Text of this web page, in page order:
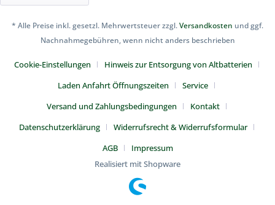
* Alle Preise inkl. gesetzl. Mehrwertsteuer zzgl.Versandkosten und ggf.
Nachnahmegebühren, wenn nicht anders beschrieben
Cookie-Einstellungen
Hinweis zur Entsorgung von Altbatterien
Laden Anfahrt Öffnungszeiten
Service
Versand und Zahlungsbedingungen
Kontakt
Datenschutzerklärung
Widerrufsrecht & Widerrufsformular
AGB
Impressum
Realisiert mit Shopware